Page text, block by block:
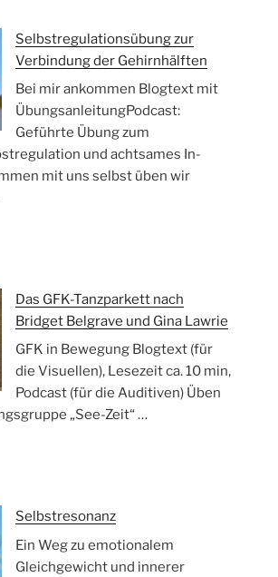
Selbstregulationsübung zur
Verbindung der Gehirnhälften
Bei mir ankommen Blogtext mit
ÜbungsanleitungPodcast:
Geführte Übung zum
und achtsames In-
mit uns selbst üben wir
Das GFK-Tanzparkett nach
Bridget Belgrave und Gina Lawrie
GFK in Bewegung Blogtext (für
die Visuellen), Lesezeit ca. 10 min,
Podcast (für die Auditiven) Üben
„See-Zeit“ …
Selbstresonanz
Ein Weg zu emotionalem
Gleichgewicht und innerer